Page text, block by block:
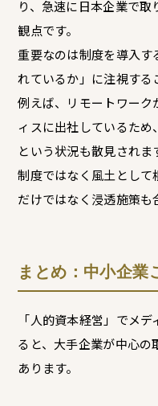
り、急速に日本企業で
観点です。
重要なのは制度を導入
れているか」に注視する
例えば、リモートワーク
ィスに出社しているた
という状況も散見されま
制度ではなく風土として
だけではなく浸透施策も
まとめ：中小企業
「人的資本経営」でメ
ると、大手企業が中心の
あります。